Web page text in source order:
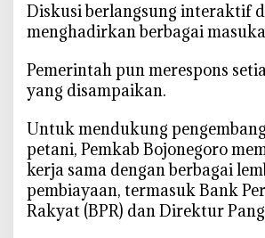
‎Diskusi berlangsung interaktif
menghadirkan berbagai
‎Pemerintah pun merespons
yang disampaikan.
‎Untuk mendukung
petani, Pemkab Bojonegoro
kerja sama dengan berbagai
pembiayaan, termasuk Bank
Rakyat (BPR) dan Direktur